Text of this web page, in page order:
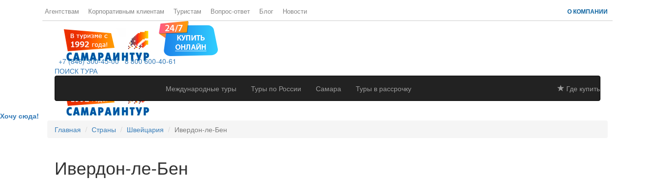
Агентствам Корпоративным клиентам Туристам Вопрос-ответ Блог Новости О КОМПАНИИ
+7 (846) 300-45-00 8 800 600-40-61
ПОИСК ТУРА
Международные туры
Туры по России Самара Туры в рассрочку Где купить
Хочу сюда!
Главная
Страны Швейцария Ивердон-ле-Бен
Ивердон-ле-Бен